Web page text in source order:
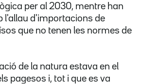
per al 2030, mentre han
l'allau d'importacions de
que no tenen les normes de
de la natura estava en el
pagesos i, tot i que es va